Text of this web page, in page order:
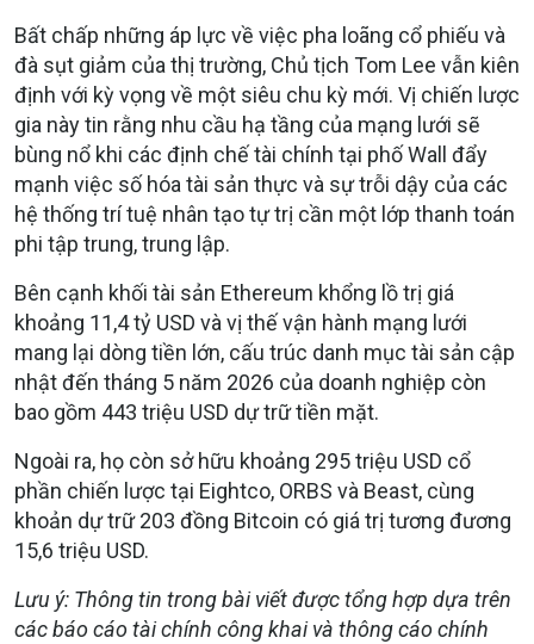
Bất chấp những áp lực về việc pha loãng cổ phiếu và
đà sụt giảm của thị trường, Chủ tịch Tom Lee vẫn kiên
định với kỳ vọng về một siêu chu kỳ mới. Vị chiến lược
gia này tin rằng nhu cầu hạ tầng của mạng lưới sẽ
bùng nổ khi các định chế tài chính tại phố Wall đẩy
mạnh việc số hóa tài sản thực và sự trỗi dậy của các
hệ thống trí tuệ nhân tạo tự trị cần một lớp thanh toán
phi tập trung, trung lập.
Bên cạnh khối tài sản Ethereum khổng lồ trị giá
khoảng 11,4 tỷ USD và vị thế vận hành mạng lưới
mang lại dòng tiền lớn, cấu trúc danh mục tài sản cập
nhật đến tháng 5 năm 2026 của doanh nghiệp còn
bao gồm 443 triệu USD dự trữ tiền mặt.
Ngoài ra, họ còn sở hữu khoảng 295 triệu USD cổ
phần chiến lược tại Eightco, ORBS và Beast, cùng
khoản dự trữ 203 đồng Bitcoin có giá trị tương đương
15,6 triệu USD.
Lưu ý: Thông tin trong bài viết được tổng hợp dựa trên
các báo cáo tài chính công khai và thông cáo chính